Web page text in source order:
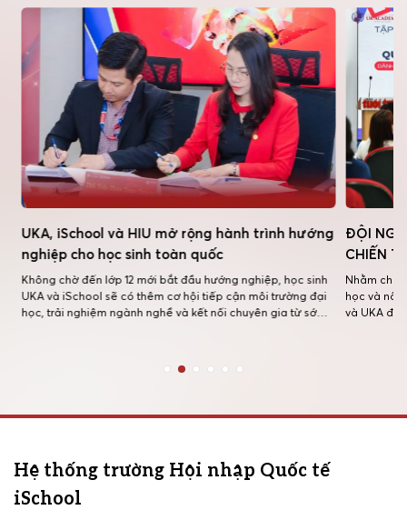
UKA, iSchool và HIU mở rộng hành trình hướng
nghiệp cho học sinh toàn quốc
Không chờ đến lớp 12 mới bắt đầu hướng nghiệp, học sinh
UKA và iSchool sẽ có thêm cơ hội tiếp cận môi trường đại
học, trải nghiệm ngành nghề và kết nối chuyên gia từ sớm
ĐỘI NGŨ
CHIẾN
Nhằm
học và
và UKA đã
Hệ thống trường Hội nhập Quốc tế
iSchool